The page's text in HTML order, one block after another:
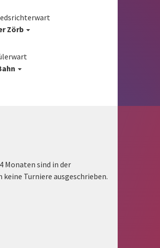
Zörb
Monaten sind in der
Turniere ausgeschrieben.